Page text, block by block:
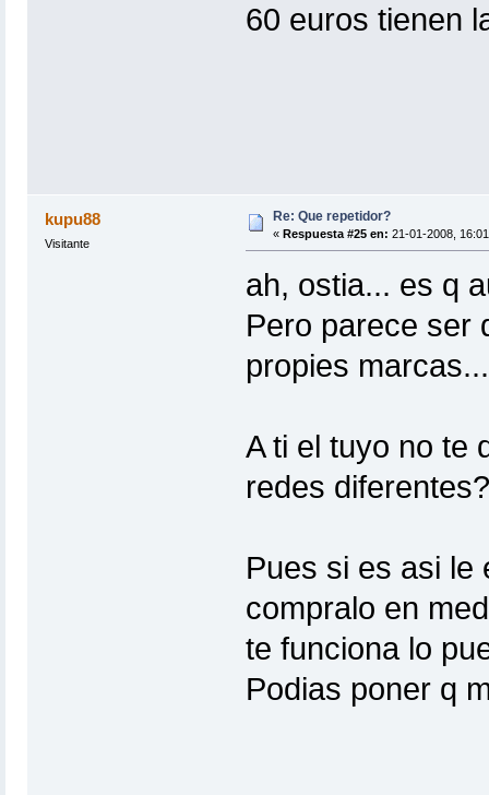
60 euros tienen
kupu88
Visitante
Re: Que repetidor?
« Respuesta #25 en: 21-01-2008,
ah, ostia... es q
Pero parece ser
propies marcas...
A ti el tuyo no te
redes diferentes?
Pues si es asi le
compralo en
te funciona lo
Podias poner q